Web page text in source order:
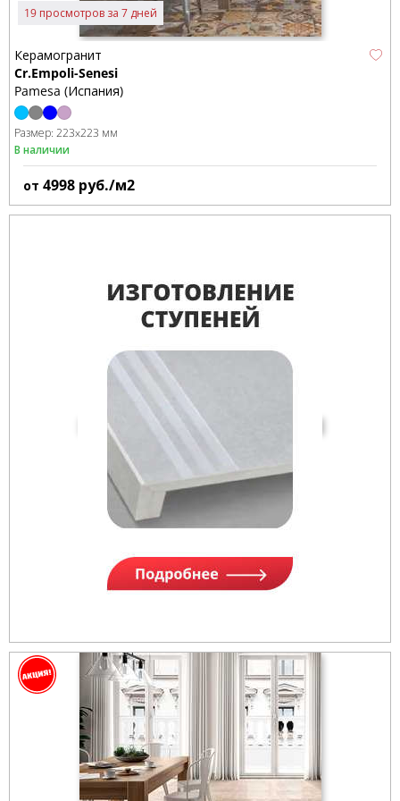
19 просмотров за 7 дней
Керамогранит
Cr.Empoli-Senesi
Pamesa (Испания)
Размер: 223x223 мм
В наличии
от 4998 руб./м2